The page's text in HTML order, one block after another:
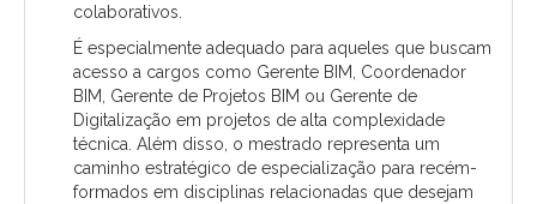
colaborativos.
É especialmente adequado para aqueles que buscam
acesso a cargos como Gerente BIM, Coordenador
BIM, Gerente de Projetos BIM ou Gerente de
Digitalização em projetos de alta complexidade
técnica. Além disso, o mestrado representa um
caminho estratégico de especialização para recém-
formados em disciplinas relacionadas que desejam